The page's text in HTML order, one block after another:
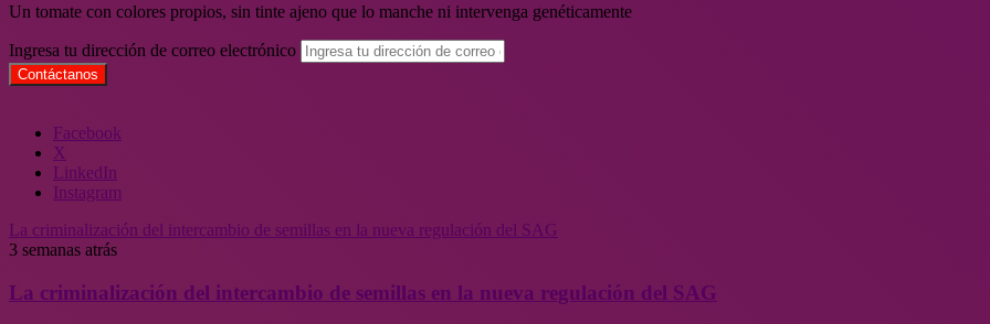
Un tomate con colores propios, sin tinte ajeno que lo manche ni intervenga genéticamente
Ingresa tu dirección de correo electrónico
Facebook
X
LinkedIn
Instagram
La criminalización del intercambio de semillas en la nueva regulación del SAG
3 semanas atrás
La criminalización del intercambio de semillas en la nueva regulación del SAG